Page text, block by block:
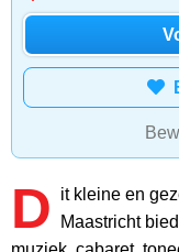
D
it kleine en
Maastricht